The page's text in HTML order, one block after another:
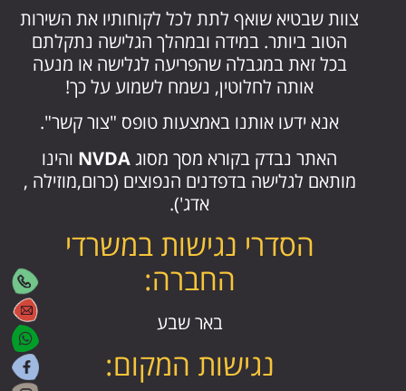
צוות שבטיא שואף לתת לכל לקוחותיו את השירות
הטוב ביותר. במידה ובמהלך הגלישה נתקלתם
בכל זאת במגבלה שהפריעה לגלישה או מנעה
אותה לחלוטין, נשמח לשמוע על כך!
אנא ידעו אותנו באמצעות טופס "צור קשר".
האתר נבדק בקורא מסך מסוגNVDA והינו
מותאם לגלישה בדפדנים הנפוצים (כרום,מוזילה ,
אדג').
הסדרי נגישות במשרדי
החברה:
באר שבע
נגישות המקום: